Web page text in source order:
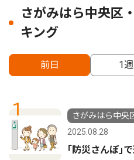
さがみはら中央区
キング
前日 1
1
さがみはら中央
2025.08.28
｢防災さんぽ｣